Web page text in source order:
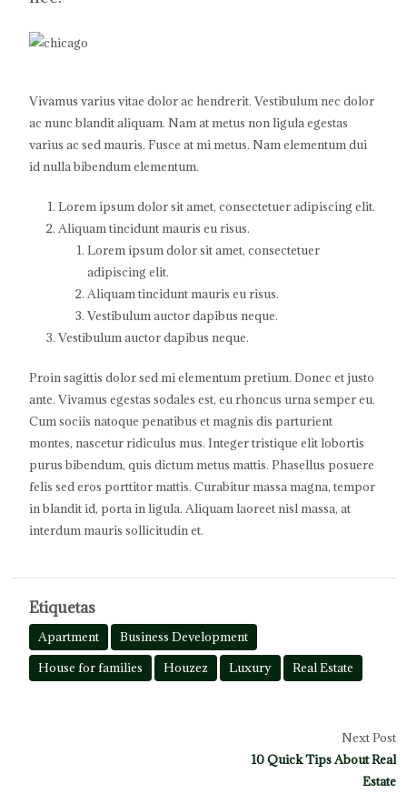
Vivamus varius vitae dolor ac hendrerit. Vestibulum nec dolor
ac nunc blandit aliquam. Nam at metus non ligula egestas
varius ac sed mauris. Fusce at mi metus. Nam elementum dui
id nulla bibendum elementum.
Lorem ipsum dolor sit amet, consectetuer adipiscing elit.
Aliquam tincidunt mauris eu risus.
Lorem ipsum dolor sit amet, consectetuer
adipiscing elit.
Aliquam tincidunt mauris eu risus.
Vestibulum auctor dapibus neque.
Vestibulum auctor dapibus neque.
Proin sagittis dolor sed mi elementum pretium. Donec et justo
ante. Vivamus egestas sodales est, eu rhoncus urna semper eu.
Cum sociis natoque penatibus et magnis dis parturient
montes, nascetur ridiculus mus. Integer tristique elit lobortis
purus bibendum, quis dictum metus mattis. Phasellus posuere
felis sed eros porttitor mattis. Curabitur massa magna, tempor
in blandit id, porta in ligula. Aliquam laoreet nisl massa, at
interdum mauris sollicitudin et.
Etiquetas
Apartment
Business Development
House for families
Houzez Luxury Real Estate
Next Post
10 Quick Tips About Real
Estate